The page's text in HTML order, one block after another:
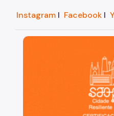
InstagramI FacebookI
São Paulo, cidade